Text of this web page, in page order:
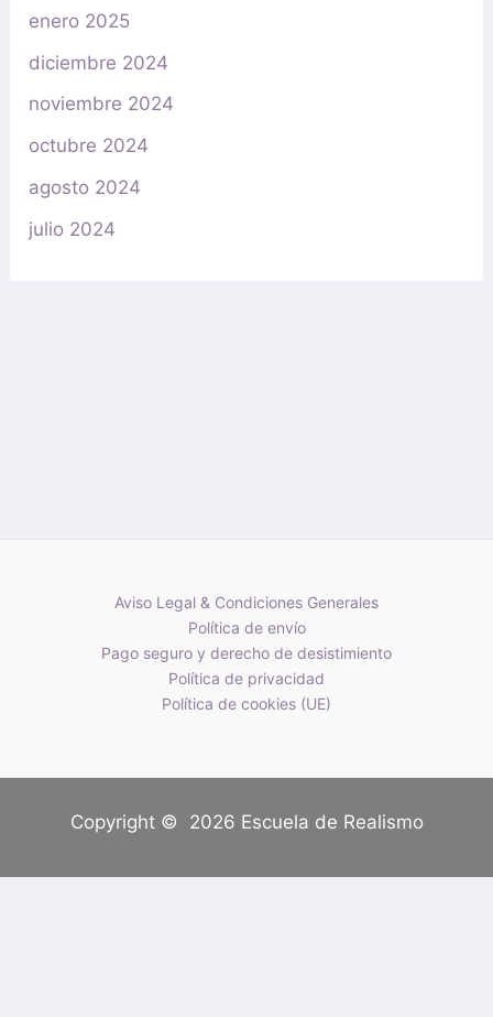
enero 2025
diciembre 2024
noviembre 2024
octubre 2024
agosto 2024
julio 2024
Aviso Legal & Condiciones Generales
Política de envío
Pago seguro y derecho de desistimiento
Política de privacidad
Política de cookies (UE)
Copyright © 2026 Escuela de Realismo